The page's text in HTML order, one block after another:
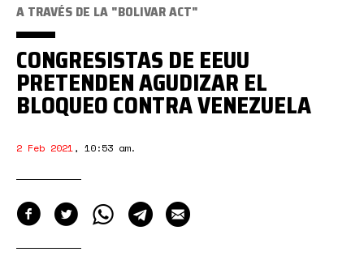
A TRAVÉS DE LA "BOLIVAR ACT"
CONGRESISTAS DE EEUU
PRETENDEN AGUDIZAR EL
BLOQUEO CONTRA VENEZUELA
2 Feb 2021, 10:53 am.